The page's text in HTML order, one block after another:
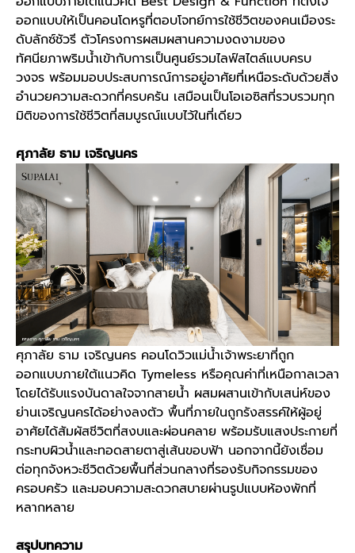
ออกแบบให้เป็นคอนโดหรูที่ตอบโจทย์การใช้ชีวิตของคนเมืองระ
ดับลักซ์ชัวรี ตัวโครงการผสมผสานความงดงามของ
ทัศนียภาพริมน้ำเข้ากับการเป็นศูนย์รวมไลฟ์สไตล์แบบครบ
วงจร พร้อมมอบประสบการณ์การอยู่อาศัยที่เหนือระดับด้วยสิ่ง
อำนวยความสะดวกที่ครบครัน เสมือนเป็นโอเอซิสที่รวบรวมทุก
มิติของการใช้ชีวิตที่สมบูรณ์แบบไว้ในที่เดียว
ศุภาลัย ธาม เจริญนคร
ศุภาลัย ธาม เจริญนคร คอนโดวิวแม่น้ำเจ้าพระยาที่ถูก
ออกแบบภายใต้แนวคิด Tymeless หรือคุณค่าที่เหนือกาลเวลา
โดยได้รับแรงบันดาลใจจากสายน้ำ ผสมผสานเข้ากับเสน่ห์ของ
ย่านเจริญนครได้อย่างลงตัว พื้นที่ภายในถูกรังสรรค์ให้ผู้อยู่
อาศัยได้สัมผัสชีวิตที่สงบและผ่อนคลาย พร้อมรับแสงประกายที่
กระทบผิวน้ำและทอดสายตาสู่เส้นขอบฟ้า นอกจากนี้ยังเชื่อม
ต่อทุกจังหวะชีวิตด้วยพื้นที่ส่วนกลางที่รองรับกิจกรรมของ
ครอบครัว และมอบความสะดวกสบายผ่านรูปแบบห้องพักที่
หลากหลาย
สรุปบทความ